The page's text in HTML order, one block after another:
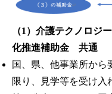
（1）介護テクノロジ
化推進補助金 共通
国、県、他事業所から
限り、見学等を受け入